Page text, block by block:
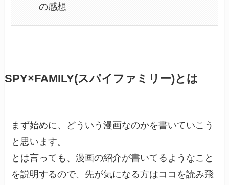
の感想
SPY×FAMILY(スパイファミリー)とは
まず始めに、どういう漫画なのかを書いていこう
と思います。
とは言っても、漫画の紹介が書いてるようなこと
を説明するので、先が気になる方はココを読み飛